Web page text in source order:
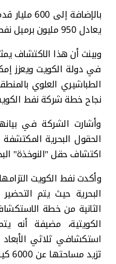
بالإضافة
يعادل 950 مليون برميل نفط مكافئ.
وبينت أن هذا الاكتشاف
في دولة الكويت ويعزز
الطباشيري العلوي
نجاح خطة شركة نفط
وأشارت الشركة في
الحقول البحرية
اكتشاف حقل "النوخذة"
وأكدت نفط الكويت
البحرية حيث يتم
الثانية من خطة
الكويتية، مضيفة
استكشافي ثلاثي
تزيد مساحتها عن 6000 كيلومتر مربع.